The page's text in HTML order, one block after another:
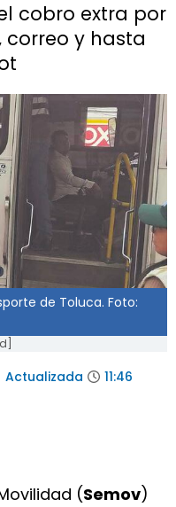
cobro extra por
correo y hasta
de Toluca. Foto:
Actualizada 11:46
(Semov)